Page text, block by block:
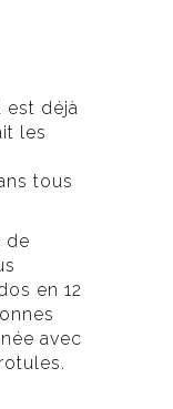
déjà
les
tous
de
en 12
avec